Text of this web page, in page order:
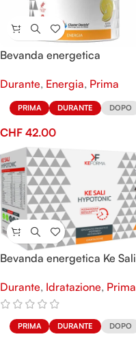
Bevanda energetica
Durante, Energia, Prima
PRIMA DURANTE DOPO
CHF 42.00
Bevanda energetica Ke Sali
Durante, Idratazione, Prima
PRIMA DURANTE DOPO